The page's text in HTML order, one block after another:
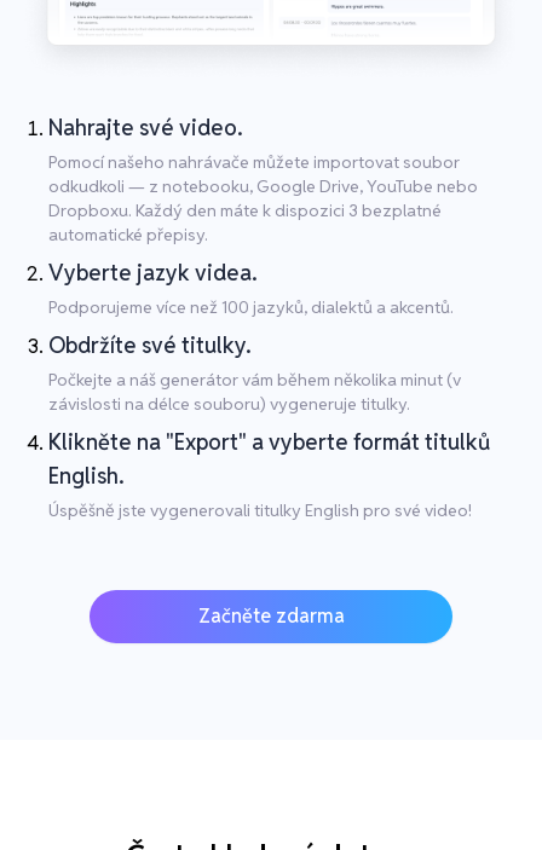
Nahrajte své video.
Pomocí našeho nahrávače můžete importovat soubor
odkudkoli — z notebooku, Google Drive, YouTube nebo
Dropboxu. Každý den máte k dispozici 3 bezplatné
automatické přepisy.
Vyberte jazyk videa.
Podporujeme více než 100 jazyků, dialektů a akcentů.
Obdržíte své titulky.
Počkejte a náš generátor vám během několika minut (v
závislosti na délce souboru) vygeneruje titulky.
Klikněte na "Export" a vyberte formát titulků
English.
Úspěšně jste vygenerovali titulky English pro své video!
Začněte zdarma